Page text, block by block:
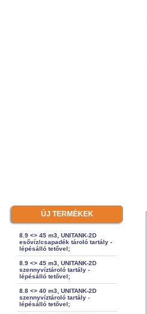
ÚJ TERMÉKEK
8.9 <> 45 m3, UNITANK-2D
esővíz/csapadék tároló tartály -
lépésálló tetővel;
8.9 <> 45 m3, UNITANK-2D
szennyvíztároló tartály -
lépésálló tetővel;
8.8 <> 40 m3, UNITANK-2D
szennyvíztároló tartály -
lépésálló tetővel;